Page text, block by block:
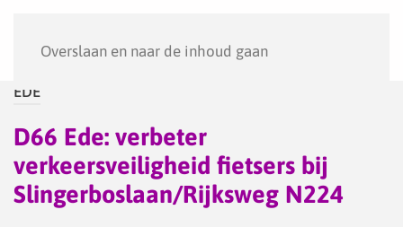
Overslaan en naar de inhoud gaan
EDE
D66 Ede: verbeter
verkeersveiligheid fietsers bij
Slingerboslaan/Rijksweg N224